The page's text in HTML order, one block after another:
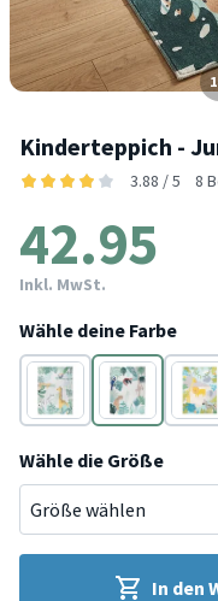
1
Kinderteppich -
3.88 / 5 8
42.95
Inkl. MwSt.
Wähle deine Farbe
Beige Bunt Bunt
Wähle die Größe
In den